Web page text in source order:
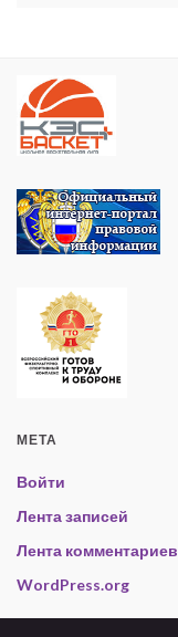
МЕТА
Войти
Лента записей
Лента комментариев
WordPress.org